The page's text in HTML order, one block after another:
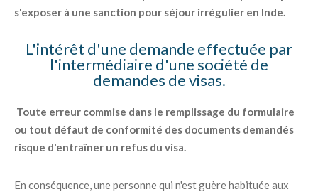
s'exposer à une sanction pour séjour irrégulier en Inde.
L'intérêt d'une demande effectuée par
l'intermédiaire d'une société de
demandes de visas.
Toute erreur commise dans le remplissage du formulaire
ou tout défaut de conformité des documents demandés
risque d'entraîner un refus du visa.
En conséquence, une personne qui n'est guère habituée aux